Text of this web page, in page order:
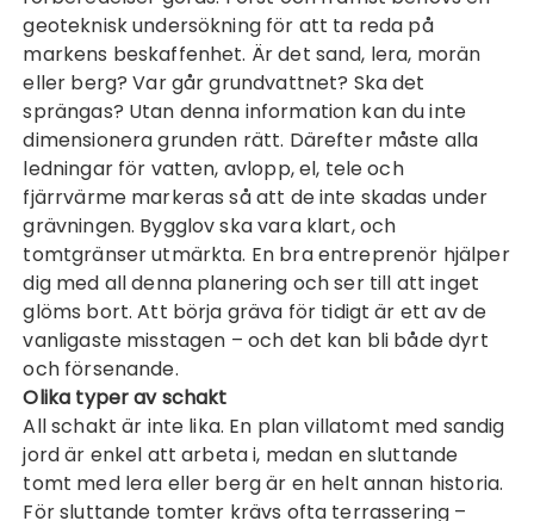
geoteknisk undersökning för att ta reda på
markens beskaffenhet. Är det sand, lera, morän
eller berg? Var går grundvattnet? Ska det
sprängas? Utan denna information kan du inte
dimensionera grunden rätt. Därefter måste alla
ledningar för vatten, avlopp, el, tele och
fjärrvärme markeras så att de inte skadas under
grävningen. Bygglov ska vara klart, och
tomtgränser utmärkta. En bra entreprenör hjälper
dig med all denna planering och ser till att inget
glöms bort. Att börja gräva för tidigt är ett av de
vanligaste misstagen – och det kan bli både dyrt
och försenande.
Olika typer av schakt
All schakt är inte lika. En plan villatomt med sandig
jord är enkel att arbeta i, medan en sluttande
tomt med lera eller berg är en helt annan historia.
För sluttande tomter krävs ofta terrassering –